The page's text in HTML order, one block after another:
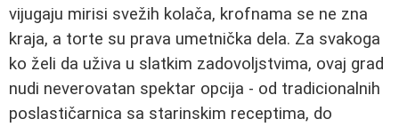
vijugaju mirisi svežih kolača, krofnama se ne zna
kraja, a torte su prava umetnička dela. Za svakoga
ko želi da uživa u slatkim zadovoljstvima, ovaj grad
nudi neverovatan spektar opcija - od tradicionalnih
poslastičarnica sa starinskim receptima, do